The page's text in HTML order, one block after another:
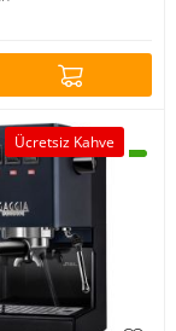
Ücretsiz Kahve